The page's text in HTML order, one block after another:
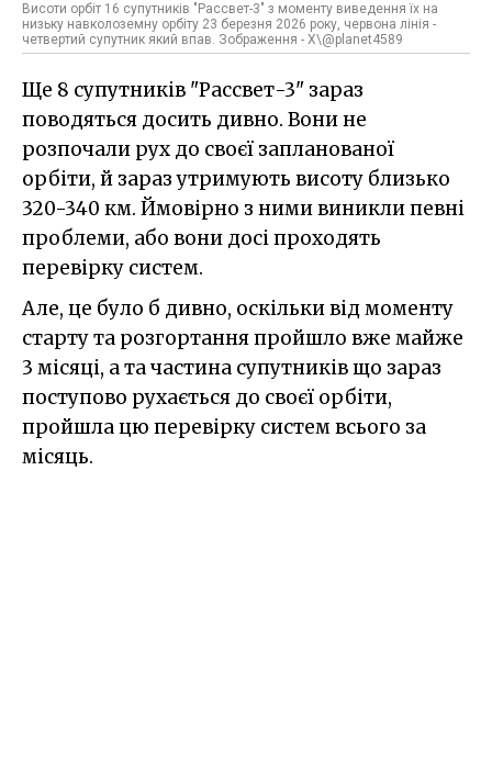
Висоти орбіт 16 супутників "Рассвет-3" з моменту виведення їх на
низьку навколоземну орбіту 23 березня 2026 року, червона лінія -
четвертий супутник який впав. Зображення - X\@planet4589
Ще 8 супутників "Рассвет-3" зараз
поводяться досить дивно. Вони не
розпочали рух до своєї запланованої
орбіти, й зараз утримують висоту близько
320-340 км. Ймовірно з ними виникли певні
проблеми, або вони досі проходять
перевірку систем.
Але, це було б дивно, оскільки від моменту
старту та розгортання пройшло вже майже
3 місяці, а та частина супутників що зараз
поступово рухається до своєї орбіти,
пройшла цю перевірку систем всього за
місяць.